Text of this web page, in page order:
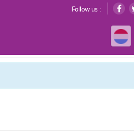
Follow us :